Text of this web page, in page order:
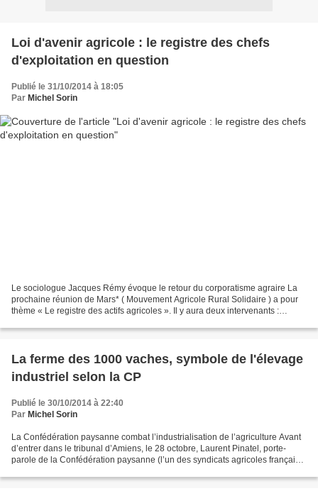
Loi d'avenir agricole : le registre des chefs
d'exploitation en question
Publié le 31/10/2014 à 18:05
Par Michel Sorin
Le sociologue Jacques Rémy évoque le retour du corporatisme agraire La
prochaine réunion de Mars* ( Mouvement Agricole Rural Solidaire ) a pour
thème « Le registre des actifs agricoles ». Il y aura deux intervenants :
La ferme des 1000 vaches, symbole de l'élevage
industriel selon la CP
Publié le 30/10/2014 à 22:40
Par Michel Sorin
La Confédération paysanne combat l’industrialisation de l’agriculture Avant
d’entrer dans le tribunal d’Amiens, le 28 octobre, Laurent Pinatel, porte-
parole de la Confédération paysanne (l’un des syndicats agricoles français),